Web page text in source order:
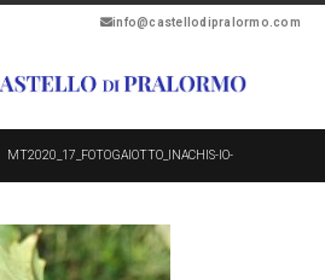
info@castellodipralormo.com
MT2020_17_FOTOGAIOTTO_INACHIS-IO-